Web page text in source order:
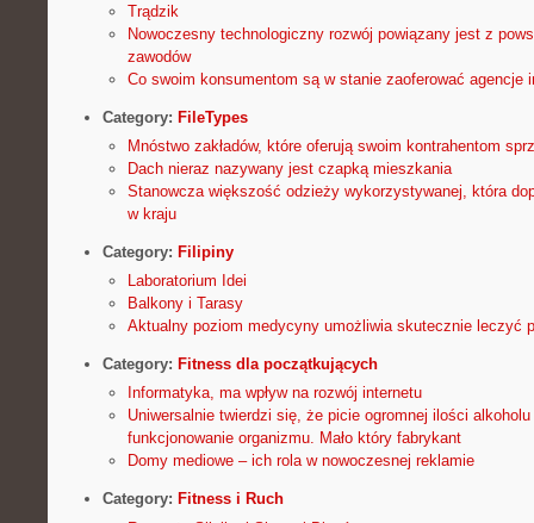
Trądzik
Nowoczesny technologiczny rozwój powiązany jest z
zawodów
Co swoim konsumentom są w stanie zaoferować agencje
Category: FileTypes
Mnóstwo zakładów, które oferują swoim kontrahentom
Dach nieraz nazywany jest czapką mieszkania
Stanowcza większość odzieży wykorzystywanej, która
w kraju
Category: Filipiny
Laboratorium Idei
Balkony i Tarasy
Aktualny poziom medycyny umożliwia skutecznie leczyć
Category: Fitness dla początkujących
Informatyka, ma wpływ na rozwój internetu
Uniwersalnie twierdzi się, że picie ogromnej ilości alkoholu
funkcjonowanie organizmu. Mało który fabrykant
Domy mediowe – ich rola w nowoczesnej reklamie
Category: Fitness i Ruch